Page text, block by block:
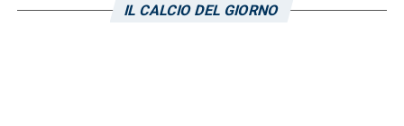
IL CALCIO DEL GIORNO